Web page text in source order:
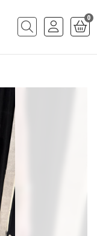
Buscar
0